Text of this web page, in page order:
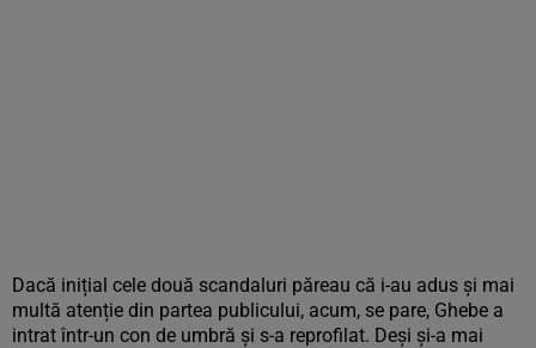
Dacă inițial cele două scandaluri păreau că i-au adus și mai
multă atenție din partea publicului, acum, se pare, Ghebe a
intrat într-un con de umbră și s-a reprofilat. Deși și-a mai